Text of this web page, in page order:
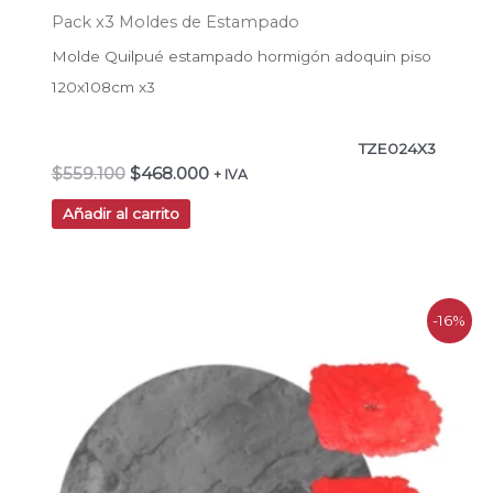
Pack x3 Moldes de Estampado
Molde Quilpué estampado hormigón adoquin piso
120x108cm x3
TZE024X3
$559.100 $468.000 + IVA
Añadir al carrito
-16%
era:
$302.900.
$253.500.